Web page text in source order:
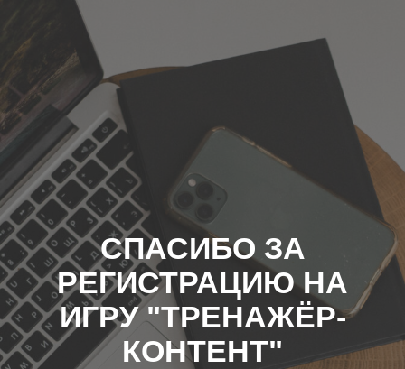
СПАСИБО ЗА
РЕГИСТРАЦИЮ НА
ИГРУ "ТРЕНАЖЁР-
КОНТЕНТ"